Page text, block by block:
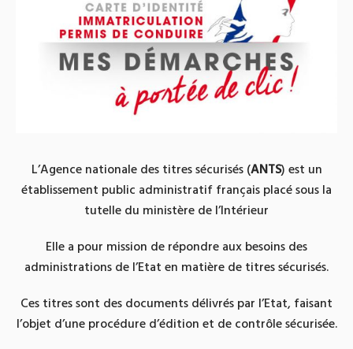
L’Agence nationale des titres sécurisés (ANTS) est un
établissement public administratif français placé sous la
tutelle du ministère de l’Intérieur
Elle a pour mission de répondre aux besoins des
administrations de l’Etat en matière de titres sécurisés.
Ces titres sont des documents délivrés par l’Etat, faisant
l’objet d’une procédure d’édition et de contrôle sécurisée.